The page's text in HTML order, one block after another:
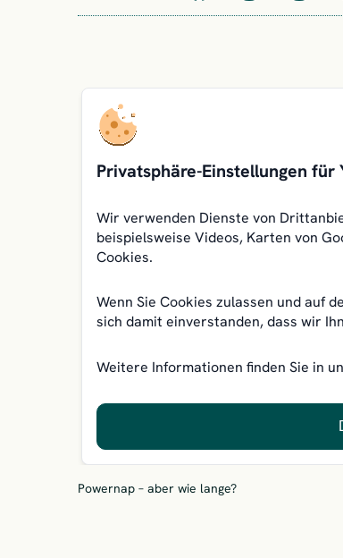
Privatsphäre-Einstellungen für
Wir verwenden Dienste von
beispielsweise Videos, Karten von
Cookies.
Wenn Sie Cookies zulassen und auf
sich damit einverstanden, dass wir
Weitere Informationen finden Sie in
Powernap – aber wie lange?